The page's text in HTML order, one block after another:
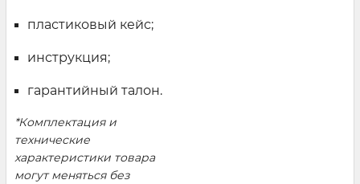
пластиковый кейс;
инструкция;
гарантийный талон.
*Комплектация и
технические
характеристики товара
могут меняться без